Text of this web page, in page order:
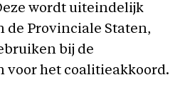
wordt uiteindelijk
de Provinciale Staten,
bij de
voor het coalitieakkoord.